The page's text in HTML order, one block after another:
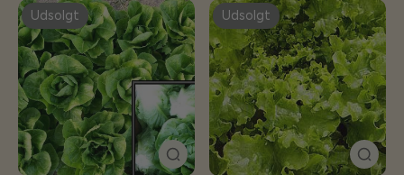
Udsolgt Udsolgt